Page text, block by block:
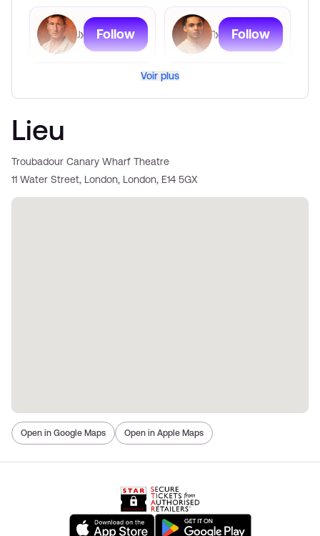
Joshua Lacey
› Follow Tristan Waterson
› Follow
Voir plus
Lieu
Troubadour Canary Wharf Theatre
11 Water Street, London, London, E14 5GX
Open in Google Maps Open in Apple Maps